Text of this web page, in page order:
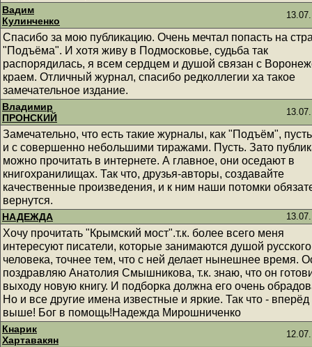
Вадим
Кулинченко
Спасибо за мою публикацию. Очень мечтал попасть на
"Подъёма". И хотя живу в Подмосковье, судьба так
распорядилась, я всем сердцем и душой связан с
краем. Отличный журнал, спасибо редколлегии ха такое
замечательное издание.
Владимир
ПРОНСКИЙ
Замечательно, что есть такие журналы, как "Подъём",
и с совершенно небольшими тиражами. Пусть. Зато
можно прочитать в интернете. А главное, они оседают в
книгохранилищах. Так что, друзья-авторы, создавайте
качественные произведения, и к ним наши потомки
вернутся.
НАДЕЖДА
Хочу прочитать "Крымский мост".т.к. более всего меня
интересуют писатели, которые занимаются душой русского
человека, точнее тем, что с ней делает нынешнее время.
поздравляю Анатолия Смышникова, т.к. знаю, что он
выходу новую книгу. И подборка должна его очень
Но и все другие имена известные и яркие. Так что - вперёд
выше! Бог в помощь!Надежда Мирошниченко
Кнарик
Хартавакян